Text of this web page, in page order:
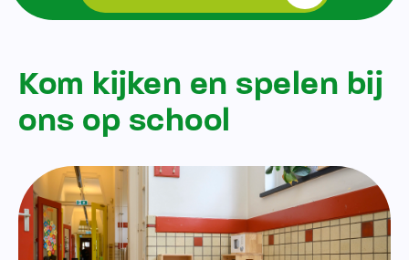
Kom kijken en spelen bij
ons op school